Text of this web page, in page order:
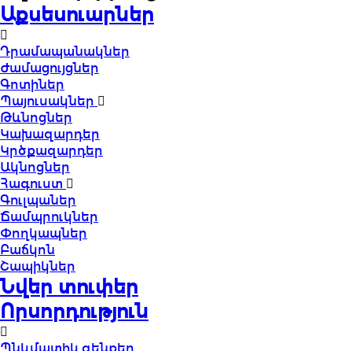
Աքսեսուարներ
Դրամապանակներ
Ժամացույցներ
Գոտիներ
Պայուսակներ
Թևնոցներ
Կախազարդեր
Կրծքազարդեր
Ակնոցներ
Հագուստ
Գուլպաներ
Ճամպրուկներ
Փողկապներ
Բաճկոն
Շապիկներ
Նվեր տուփեր
Որսորդություն